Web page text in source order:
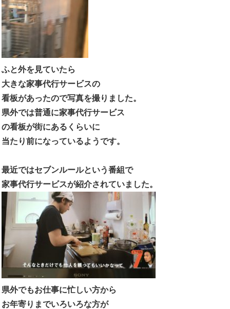
ふと外を見ていたら
大きな家事代行サービスの
看板があったので写真を撮りました。
県外では普通に家事代行サービス
の看板が街にあるくらいに
当たり前になっているようです。
最近ではセブンルールという番組で
家事代行サービスが紹介されていました。
県外でもお仕事に忙しい方から
お年寄りまでいろいろな方が